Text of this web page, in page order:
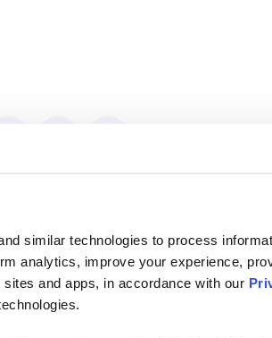
similar technologies to process
analytics, improve your experience,
sites and apps, in accordance with our